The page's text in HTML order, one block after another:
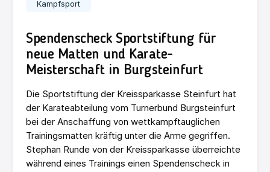
Kampfsport
Spendenscheck Sportstiftung für
neue Matten und Karate-
Meisterschaft in Burgsteinfurt
Die Sportstiftung der Kreissparkasse Steinfurt hat
der Karateabteilung vom Turnerbund Burgsteinfurt
bei der Anschaffung von wettkampftauglichen
Trainingsmatten kräftig unter die Arme gegriffen.
Stephan Runde von der Kreissparkasse überreichte
während eines Trainings einen Spendenscheck in